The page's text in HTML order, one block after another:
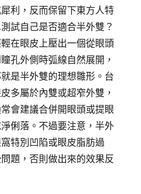
利，反而保留下東方人特
試自己是否適合半外雙？
在眼皮上壓出一個從眼頭
孔外側時弧線自然展開，
是半外雙的理想雛形。台
多屬於內雙或超窄外雙，
會建議合併開眼頭或提眼
俐落。不過要注意，半外
特別凹陷或眼皮脂肪過
題，否則做出來的效果反